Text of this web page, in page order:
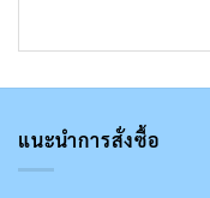
แนะนำการสั่งซื้อ